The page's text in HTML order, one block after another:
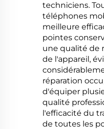
techniciens.
téléphones
meilleure
pointes
une qualité de
de l'appareil,
réparation
d'équiper
qualité
l'efficacité du
de toutes les